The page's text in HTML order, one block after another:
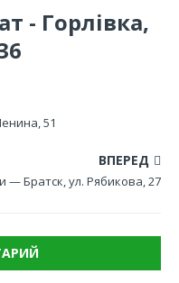
- Горлівка,
51
ВПЕРЕД
— Братск, ул. Рябикова, 27